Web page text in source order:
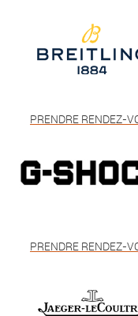
PRENDRE RENDEZ-
PRENDRE RENDEZ-